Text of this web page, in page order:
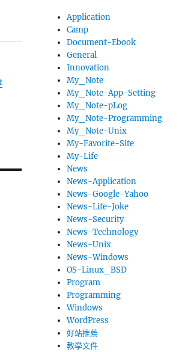
Application
Camp
Document-Ebook
General
Innovation
My_Note
My_Note-App-Setting
My_Note-pLog
My_Note-Programming
My_Note-Unix
My-Favorite-Site
My-Life
News
News-Application
News-Google-Yahoo
News-Life-Joke
News-Security
News-Technology
News-Unix
News-Windows
OS-Linux_BSD
Program
Programming
Windows
WordPress
好站推薦
教學文件